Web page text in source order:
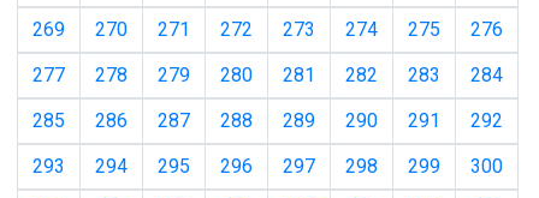
269
270 271 272 273 274 275
276
277
278 279 280 281 282 283
284
285
286 287 288 289 290 291
292
293
294 295 296 297 298 299
300